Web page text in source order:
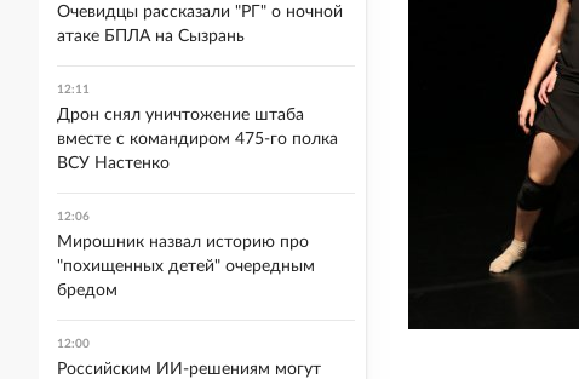
Очевидцы рассказали "РГ" о ночной
атаке БПЛА на Сызрань
12:11
Дрон снял уничтожение штаба
вместе с командиром 475-го полка
ВСУ Настенко
12:06
Мирошник назвал историю про
"похищенных детей" очередным
бредом
12:00
Российским ИИ-решениям могут